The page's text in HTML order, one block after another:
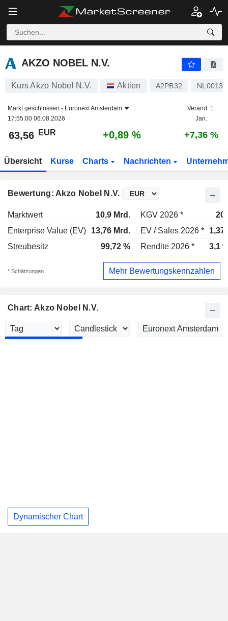
AKZO NOBEL N.V.
AKZO NOBEL N.V.
Kurs Akzo Nobel N.V. Aktien A2PB32
Markt geschlossen - Euronext Amsterdam
17:55:00 06.08.2026
Veränd. 1.
Jan.
63,56 EUR +0,89 % +7,36 %
Übersicht Kurse Charts Nachrichten
Bewertung: Akzo Nobel N.V.
Marktwert 10,9 Mrd. KGV 2026 *
Enterprise Value (EV)
13,76 Mrd. EV / Sales 2026 *
Streubesitz
99,72 % Rendite 2026 * 3,1
* Schätzungen Mehr Bewertungskennzahlen
Chart: Akzo Nobel N.V.
Dynamischer Chart